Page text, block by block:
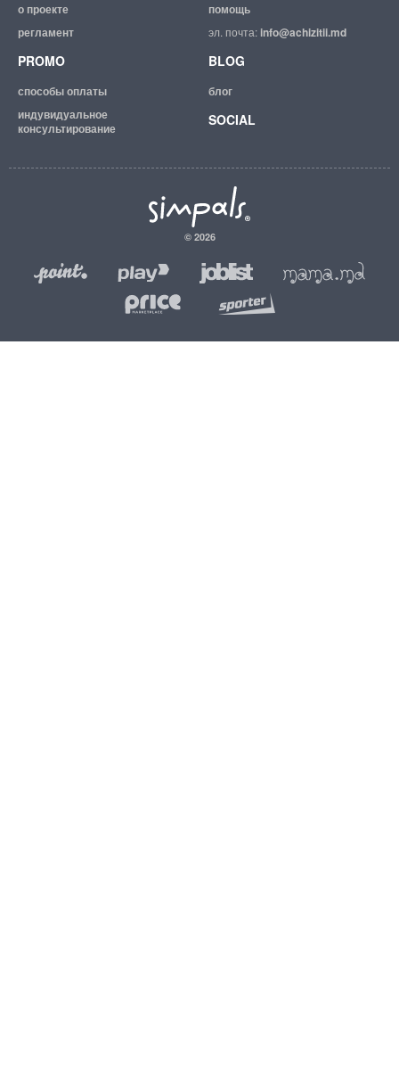
о проекте
регламент
помощь
эл. почта:info@achizitii.md
PROMO
способы оплаты
индувидуальное
консультирование
BLOG
блог
SOCIAL
© 2026